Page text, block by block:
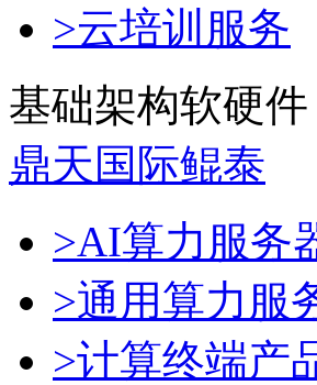
>云培训服务
基础架构软硬件
鼎天国际鲲泰
>AI算力服务
>通用算力服
>计算终端产